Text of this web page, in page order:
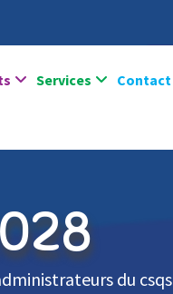
Services Contact
du csqs